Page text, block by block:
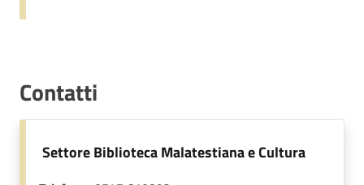
Contatti
Settore Biblioteca Malatestiana e Cultura